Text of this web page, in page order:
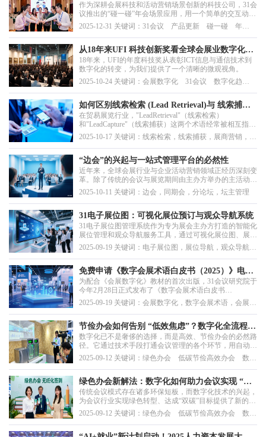
技全场景解决方案
作为深耕会展科技和活动营销场景创新的科技公司，31会
议推出的“碰一碰”年会场景应用，用一个简单的交互动
作，串联起破冰、抽奖、打卡、竞赛等多个年会环节，让
科技为年会赋能，让每一次轻碰都能“碰”出惊喜。无需下
载APP，无需复杂培训，佩戴定制手环或使用手机NFC功
能，轻轻一碰，即刻参与...
2025-12-31 关键词：31会议 产品更新 碰一碰 年
从18年来UFI 科技创新奖看全球会展业数字化发
展趋势
18年来，UFI的年度科技奖从表彰ICT信息与通信技术到
数字化的转变，为我们提供了一个清晰的微观视角。
2025-10-24 关键词：会展数字化 31会议 数字化趋
如何区别线索检索 (Lead Retrieval)与 线索捕获
(Lead Capture)？
在贸易展览行业，"LeadRetrieval"（线索检索）
和"LeadCapture"（线索捕获）这两个术语经常被相互指代
或互换使用，导致主办方和参展商（企业市场部）在选择
技术工具和制定销售跟进策略时面临混淆。这种混淆并非
源于技术本身的不足，而是源于商业模式和工具应用范围
的根本差异。
2025-10-17 关键词：线索检索，线索捕获，展商营销，获
“边会”的兴起与一站式管理平台的必然性
近年来，全球会展行业与企业活动营销领域正经历深刻变
革。除了传统的会议与展览期间由主办方举办的主活动、
主论坛之外，边会（sideevents）和卫星会这些由展商和
第三方举办的“周边活动”正以惊人的速度崛起，获得越来
越多参会者的追捧，从而成为活动生态系统中不可忽视的
重要组成部分。
2025-10-11 关键词：边会，同期会，分论坛，坛主管理
31电子展位图：可视化展位预订与观众导航系统
31电子展位图管理系统作为专为展会主办方打造的智能化
展位管理和观众导航服务工具，通过可视化展位图、展商
在线预订和观众沉浸式导航三大核心能力，构建从展位设
计、招展到观众互动的一站式数字化解决方案，全面提升
展会运营效率和参展体验。
2025-09-19 关键词：电子展位图，展位导航，观众导航，
免费申请《数字会展术语白皮书（2025）》电子
版
为配合《会展数字化》教材的首次出版，31会议研究院于
今年2月28日正式发布了《数字会展术语白皮书
（2025）》，这份白皮书不仅作为教材的重要教辅材料，
同时承载着普及会展数字化概念、促进数字会展应用和实
践水平提升的重要使命。因此，行业内读者可以向我们申
请免费获得电子版！
2025-09-19 关键词：会展数字化，数字会展术语，会展科
节俭办会如何告别 “低效焦虑”？数字化全流程给
出破局答案
数字化已不是奢侈的选择，而是高效、节俭办会的必然路
径。它通过技术手段打通会议管理的各个环节，用自动化
替代人工操作、以数据化驱动决策、以无纸化践行绿色理
念，最终实现成本降低与效率提升的真正协同。
2025-09-12 关键词：绿色办会 低碳节俭高效办会 数字
绿色办会新解法：数字化如何助力会议实现 “双
碳” 目标？
传统会议模式存在诸多环保短板，而数字化技术的兴起，
为会议行业实现绿色转型、达成“双碳”目标提供了新的解
法。
2025-09-12 关键词：绿色办会 低碳节俭高效办会 数字